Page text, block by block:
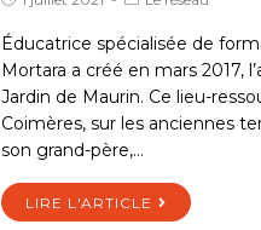
Éducatrice spécialisée de
Mortara a créé en mars 2017,
Jardin de Maurin. Ce lieu-
Coimères, sur les anciennes
son grand-père,…
LIRE L'ARTICLE